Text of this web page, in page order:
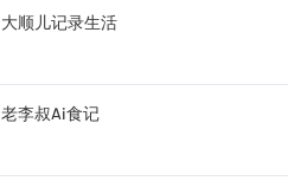
大顺儿记录生活
老李叔Ai食记